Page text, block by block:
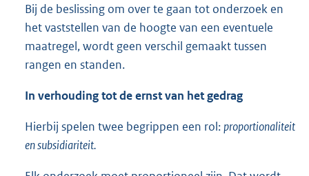
Bij de beslissing om over te gaan tot onderzoek en
het vaststellen van de hoogte van een eventuele
maatregel, wordt geen verschil gemaakt tussen
rangen en standen.
In verhouding tot de ernst van het gedrag
Hierbij spelen twee begrippen een rol: proportionaliteit
en subsidiariteit.